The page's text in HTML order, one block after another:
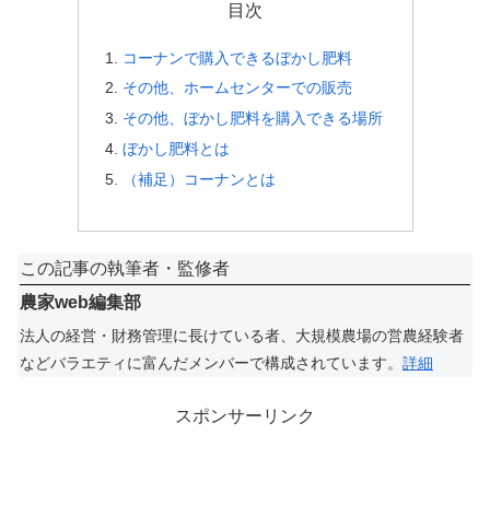
目次
コーナンで購入できるぼかし肥料
その他、ホームセンターでの販売
その他、ぼかし肥料を購入できる場所
ぼかし肥料とは
（補足）コーナンとは
この記事の執筆者・監修者
農家web編集部
法人の経営・財務管理に長けている者、大規模農場の営農経験者
などバラエティに富んだメンバーで構成されています。 詳細
スポンサーリンク